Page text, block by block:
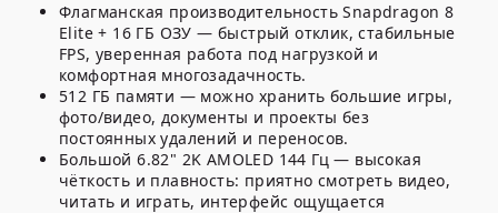
Флагманская производительность Snapdragon 8
Elite + 16 ГБ ОЗУ — быстрый отклик, стабильные
FPS, уверенная работа под нагрузкой и
комфортная многозадачность.
512 ГБ памяти — можно хранить большие игры,
фото/видео, документы и проекты без
постоянных удалений и переносов.
Большой 6.82" 2K AMOLED 144 Гц — высокая
чёткость и плавность: приятно смотреть видео,
читать и играть, интерфейс ощущается